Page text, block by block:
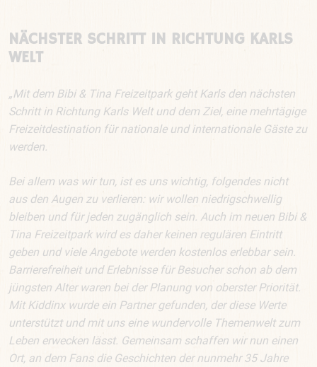
NÄCHSTER SCHRITT IN RICHTUNG KARLS
WELT
„Mit dem Bibi & Tina Freizeitpark geht Karls den nächsten
Schritt in Richtung Karls Welt und dem Ziel, eine mehrtägige
Freizeitdestination für nationale und internationale Gäste zu
werden.
Bei allem was wir tun, ist es uns wichtig, folgendes nicht
aus den Augen zu verlieren: wir wollen niedrigschwellig
bleiben und für jeden zugänglich sein. Auch im neuen Bibi &
Tina Freizeitpark wird es daher keinen regulären Eintritt
geben und viele Angebote werden kostenlos erlebbar sein.
Barrierefreiheit und Erlebnisse für Besucher schon ab dem
jüngsten Alter waren bei der Planung von oberster Priorität.
Mit Kiddinx wurde ein Partner gefunden, der diese Werte
unterstützt und mit uns eine wundervolle Themenwelt zum
Leben erwecken lässt. Gemeinsam schaffen wir nun einen
Ort, an dem Fans die Geschichten der nunmehr 35 Jahre